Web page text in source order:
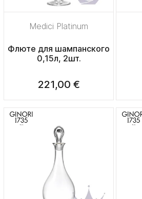
Medici Platinum
Флюте для шампанского
0,15л, 2шт.
221,00 €